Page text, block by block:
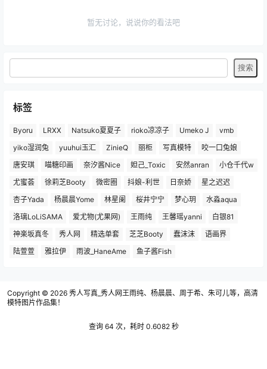
暂无讨论，说说你的看法吧
标签
Byoru LRXX Natsuko夏夏子 rioko凉凉子 Umeko J
vmb
yiko湿润兔
yuuhui玉汇 ZinieQ 丽柜 写真模特
咬一口兔娘
唐安琪
喵糖印画 奈汐酱Nice 妲己_Toxic 安然anran
小仓千代w
尤蜜荟
徐莉芝Booty 微密圈 抖娘-利世 日奈娇
星之迟迟
杏子Yada
杨晨晨Yome 林星阑 桜井宁宁 梦心玥
水淼aqua
洛璃LoLiSAMA
爱尤物(尤果网) 王雨纯 王馨瑶yanni
白银81
神楽坂真冬
秀人网 精选单套 芝芝Booty 蠢沫沫
语画界
陆萱萱
雅拉伊 雨波_HaneAme 鱼子酱Fish
Copyright © 2026 秀人写真_秀人网王雨纯、杨晨晨、周于希、朱可儿等，高清
模特图片作品集！
查询 64 次，耗时 0.6082 秒